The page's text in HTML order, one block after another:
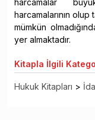
harcamalar
harcamalarının olup
mümkün
yer almaktadır.
Kitapla İlgili
Hukuk Kitapları >